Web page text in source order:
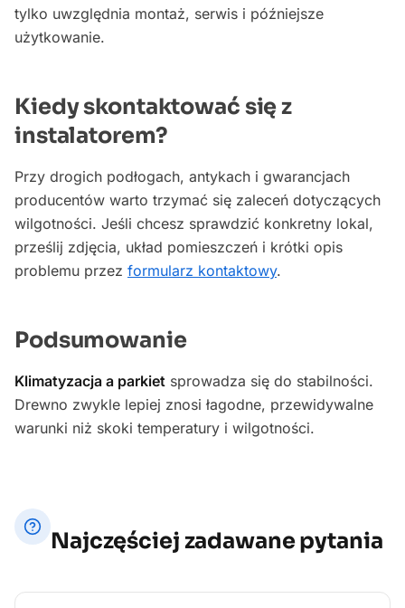
tylko uwzględnia montaż, serwis i późniejsze
użytkowanie.
Kiedy skontaktować się z
instalatorem?
Przy drogich podłogach, antykach i gwarancjach
producentów warto trzymać się zaleceń dotyczących
wilgotności. Jeśli chcesz sprawdzić konkretny lokal,
prześlij zdjęcia, układ pomieszczeń i krótki opis
problemu przez formularz kontaktowy.
Podsumowanie
Klimatyzacja a parkiet sprowadza się do stabilności.
Drewno zwykle lepiej znosi łagodne, przewidywalne
warunki niż skoki temperatury i wilgotności.
Najczęściej zadawane pytania